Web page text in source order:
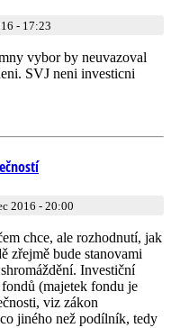
- 17:23
vybor by neuvazoval
SVJ neni investicni
2016 - 20:00
chce, ale rozhodnutí, jak
zřejmě bude stanovami
Investiční
(majetek fondu je
viz zákon
jiného než podílník, tedy